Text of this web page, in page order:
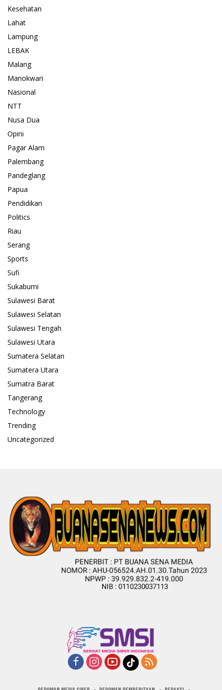
Kesehatan
Lahat
Lampung
LEBAK
Malang
Manokwari
Nasional
NTT
Nusa Dua
Opini
Pagar Alam
Palembang
Pandeglang
Papua
Pendidikan
Politics
Riau
Serang
Sports
Sufi
Sukabumi
Sulawesi Barat
Sulawesi Selatan
Sulawesi Tengah
Sulawesi Utara
Sumatera Selatan
Sumatera Utara
Sumatra Barat
Tangerang
Technology
Trending
Uncategorized